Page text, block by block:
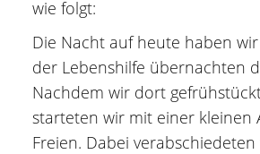
wie folgt:
Die Nacht auf heute haben
der Lebenshilfe übernachten
Nachdem wir dort
starteten wir mit einer kleinen
Freien. Dabei